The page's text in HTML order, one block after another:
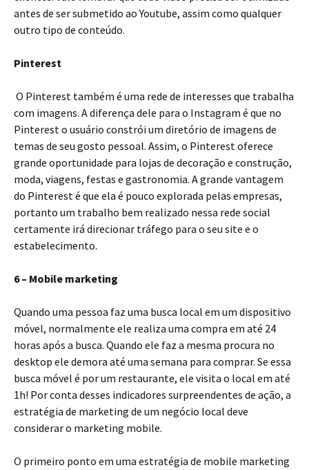
antes de ser submetido ao Youtube, assim como qualquer
outro tipo de conteúdo.
Pinterest
O Pinterest também é uma rede de interesses que trabalha
com imagens. A diferença dele para o Instagram é que no
Pinterest o usuário constrói um diretório de imagens de
temas de seu gosto pessoal. Assim, o Pinterest oferece
grande oportunidade para lojas de decoração e construção,
moda, viagens, festas e gastronomia. A grande vantagem
do Pinterest é que ela é pouco explorada pelas empresas,
portanto um trabalho bem realizado nessa rede social
certamente irá direcionar tráfego para o seu site e o
estabelecimento.
6 – Mobile marketing
Quando uma pessoa faz uma busca local em um dispositivo
móvel, normalmente ele realiza uma compra em até 24
horas após a busca. Quando ele faz a mesma procura no
desktop ele demora até uma semana para comprar. Se essa
busca móvel é por um restaurante, ele visita o local em até
1h! Por conta desses indicadores surpreendentes de ação, a
estratégia de marketing de um negócio local deve
considerar o marketing mobile.
O primeiro ponto em uma estratégia de mobile marketing